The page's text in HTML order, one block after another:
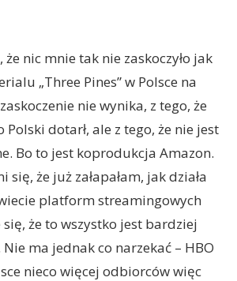
nic mnie tak nie zaskoczyło jak
„Three Pines” w Polsce na
nie wynika, z tego, że
dotarł, ale z tego, że nie jest
Bo to jest koprodukcja Amazon.
się, że już załapałam, jak działa
platform streamingowych
że to wszystko jest bardziej
ma jednak co narzekać – HBO
nieco więcej odbiorców więc